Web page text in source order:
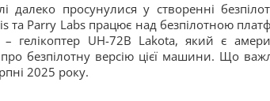
далеко просунулися у створенні
та Parry Labs працює над безпілотною
гелікоптер UH-72B Lakota, який є
безпілотну версію цієї машини. Що
2025 року.